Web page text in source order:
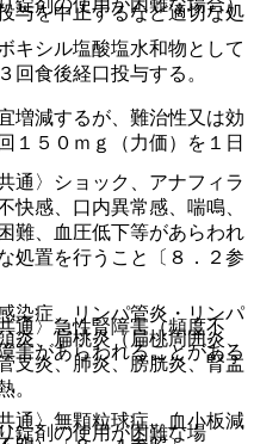
与を中止するなど適切な処
通〉ショック、アナフィラ
快感、口内異常感、喘鳴、
難、血圧低下等があらわれ
処置を行うこと〔８．２参
通〉急性腎障害（頻度不
害があらわれることがある
通〉無顆粒球症、血小板減
剤の使用が困難な場合）
シル塩酸塩水和物として
回食後経口投与する。
増減するが、難治性又は効
１５０ｍｇ（力価）を１日
染症、リンパ管炎・リンパ
炎、扁桃炎（扁桃周囲炎、
支炎、肺炎、膀胱炎、腎盂
。
錠剤の使用が困難な場